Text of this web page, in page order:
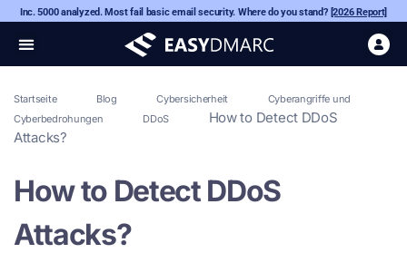
Inc. 5000 analyzed. Most fail basic email security. Where do you stand? [2026 Report]
Startseite Blog Cybersicherheit
Cyberangriffe und
Cyberbedrohungen
DDoS
How to Detect DDoS
Attacks?
How to Detect DDoS
Attacks?